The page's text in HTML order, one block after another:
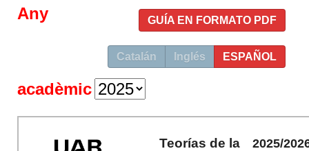
GUÍA EN FORMATO PDF
Catalán Inglés ESPAÑOL
Any
acadèmic
Teorías de la
2025/